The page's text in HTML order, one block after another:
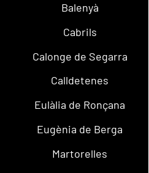
Balenyà
Cabrils
Calonge de Segarra
Calldetenes
Eulàlia de Ronçana
Eugènia de Berga
Martorelles